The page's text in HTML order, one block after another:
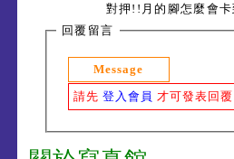
對押!!月的腳怎麼會
回覆留言
Message
請先 登入會員 才可發表回